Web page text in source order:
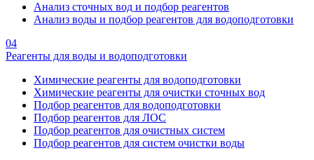
Анализ сточных вод и подбор реагентов
Анализ воды и подбор реагентов для водоподготовки
04
Реагенты для воды и водоподготовки
Химические реагенты для водоподготовки
Химические реагенты для очистки сточных вод
Подбор реагентов для водоподготовки
Подбор реагентов для ЛОС
Подбор реагентов для очистных систем
Подбор реагентов для систем очистки воды